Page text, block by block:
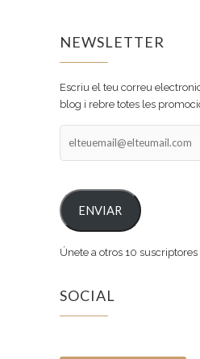
NEWSLETTER
Escriu el teu correu
blog i rebre totes les
ENVIAR
Únete a otros 10 suscriptores
SOCIAL